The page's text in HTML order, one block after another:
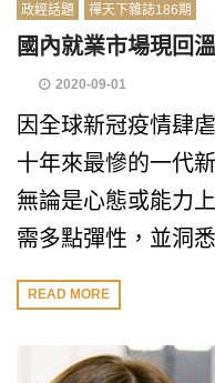
政經話題 禪天下雜誌186期
國內就業市場現回
2020-09-01
因全球新冠疫情肆
十年來最慘的一代
無論是心態或能力
需多點彈性，並洞
READ MORE